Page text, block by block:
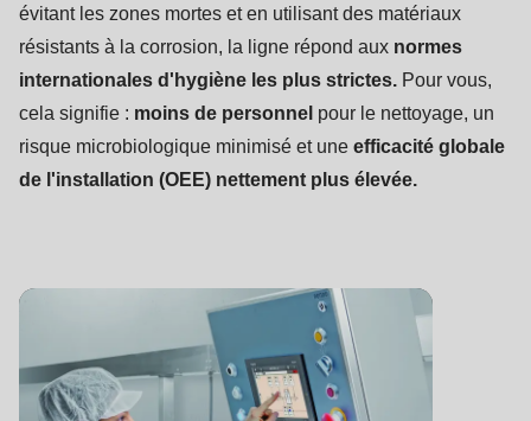
évitant les zones mortes et en utilisant des matériaux
résistants à la corrosion, la ligne répond aux normes
internationales d'hygiène les plus strictes. Pour vous,
cela signifie : moins de personnel pour le nettoyage, un
risque microbiologique minimisé et une efficacité globale
de l'installation (OEE) nettement plus élevée.